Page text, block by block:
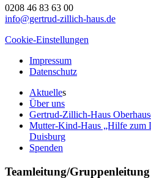
0208 46 83 63 00
info@gertrud-zillich-haus.de
Cookie-Einstellungen
Impressum
Datenschutz
Aktuelles
Über uns
Gertrud-Zillich-Haus
Mutter-Kind-Haus „Hilfe zum
Duisburg
Spenden
Teamleitung/